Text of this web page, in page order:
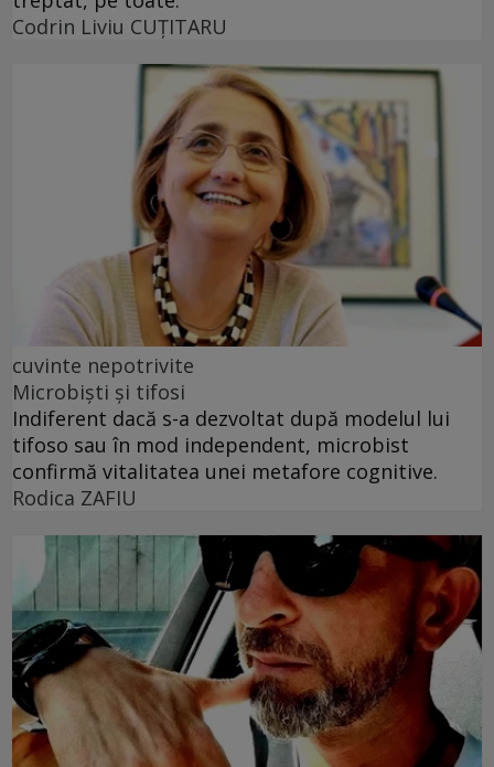
Codrin Liviu CUŢITARU
cuvinte nepotrivite
Microbiști și tifosi
Indiferent dacă s-a dezvoltat după modelul lui
tifoso sau în mod independent, microbist
confirmă vitalitatea unei metafore cognitive.
Rodica ZAFIU